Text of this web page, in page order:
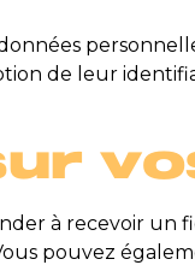
de leur
à recevoir
pouvez